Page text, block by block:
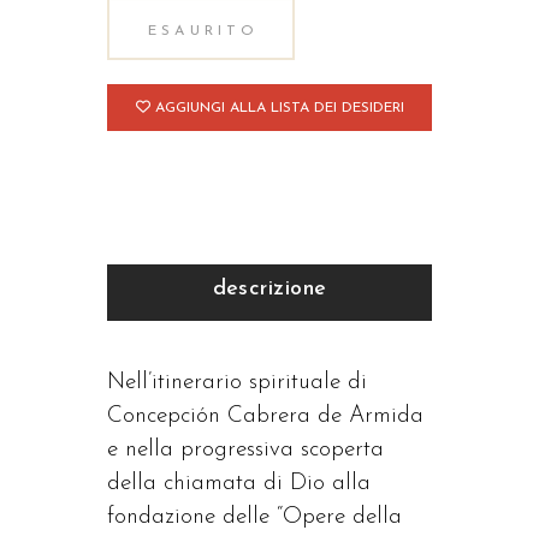
ESAURITO
AGGIUNGI ALLA LISTA DEI DESIDERI
descrizione
Nell’itinerario spirituale di
Concepción Cabrera de Armida
e nella progressiva scoperta
della chiamata di Dio alla
fondazione delle “Opere della